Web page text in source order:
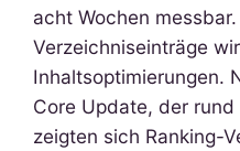
acht Wochen
Verzeichniseinträge
Inhaltsoptimierungen.
Core Update, der
zeigten sich Ranking-